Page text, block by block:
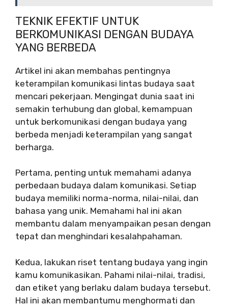
TEKNIK EFEKTIF UNTUK
BERKOMUNIKASI DENGAN BUDAYA
YANG BERBEDA
Artikel ini akan membahas pentingnya
keterampilan komunikasi lintas budaya saat
mencari pekerjaan. Mengingat dunia saat ini
semakin terhubung dan global, kemampuan
untuk berkomunikasi dengan budaya yang
berbeda menjadi keterampilan yang sangat
berharga.
Pertama, penting untuk memahami adanya
perbedaan budaya dalam komunikasi. Setiap
budaya memiliki norma-norma, nilai-nilai, dan
bahasa yang unik. Memahami hal ini akan
membantu dalam menyampaikan pesan dengan
tepat dan menghindari kesalahpahaman.
Kedua, lakukan riset tentang budaya yang ingin
kamu komunikasikan. Pahami nilai-nilai, tradisi,
dan etiket yang berlaku dalam budaya tersebut.
Hal ini akan membantumu menghormati dan